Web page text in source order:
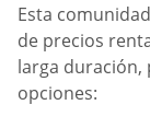
Esta
de precios
larga duración,
opciones: